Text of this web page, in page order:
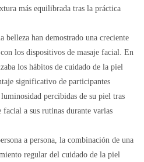
más equilibrada tras la práctica
belleza han demostrado una creciente
los dispositivos de masaje facial. En
los hábitos de cuidado de la piel
significativo de participantes
percibidas de su piel tras
a sus rutinas durante varias
a persona, la combinación de una
regular del cuidado de la piel